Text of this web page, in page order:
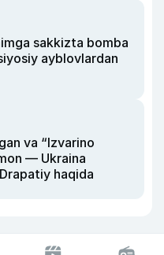
sakkizta bomba
ayblovlardan
va “Izvarino
— Ukraina
haqida